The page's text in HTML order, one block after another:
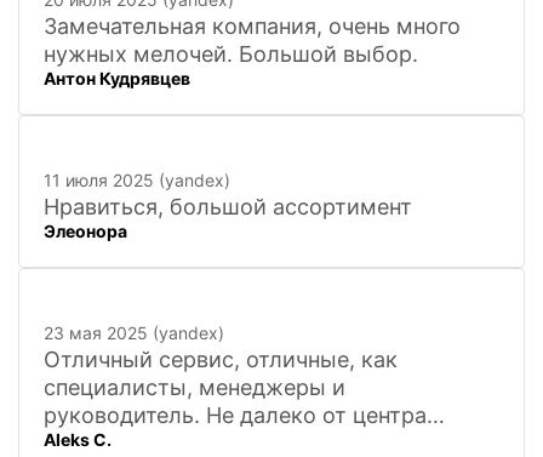
Замечательная компания, очень много
нужных мелочей. Большой выбор.
Антон Кудрявцев
11 июля 2025 (yandex)
Нравиться, большой ассортимент
Элеонора
23 мая 2025 (yandex)
Отличный сервис, отличные, как
специалисты, менеджеры и
руководитель. Не далеко от центра
города, 20 минут
Aleks C.